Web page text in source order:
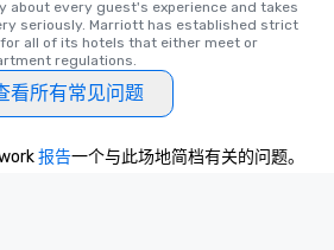
about every guest's experience and takes
seriously. Marriott has established strict
all of its hotels that either meet or
regulations.
看所有常见问题
报告一个与此场地简档有关的问题。